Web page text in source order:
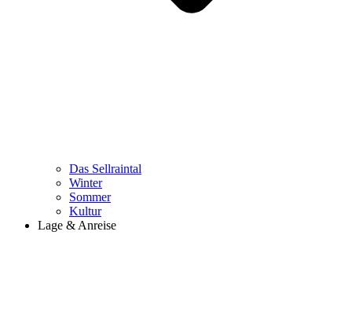
Das Sellraintal
Winter
Sommer
Kultur
Lage & Anreise